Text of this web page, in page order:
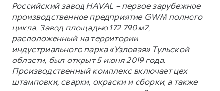
Российский завод HAVAL – первое зарубежное
производственное предприятие GWM полного
цикла. Завод площадью 172 790 м2,
расположенный на территории
индустриального парка «Узловая» Тульской
области, был открыт 5 июня 2019 года.
Производственный комплекс включает цех
штамповки, сварки, окраски и сборки, а также